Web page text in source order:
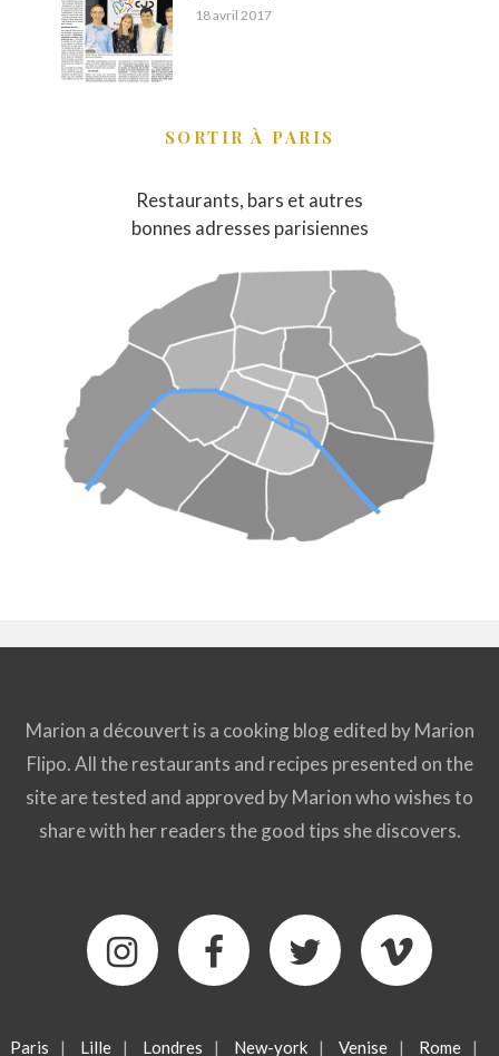
18 avril 2017
SORTIR À PARIS
Restaurants, bars et autres
bonnes adresses parisiennes
Marion a découvert is a cooking blog edited by Marion
Flipo. All the restaurants and recipes presented on the
site are tested and approved by Marion who wishes to
share with her readers the good tips she discovers.
Paris | Lille | Londres | New-york | Venise | Rome |